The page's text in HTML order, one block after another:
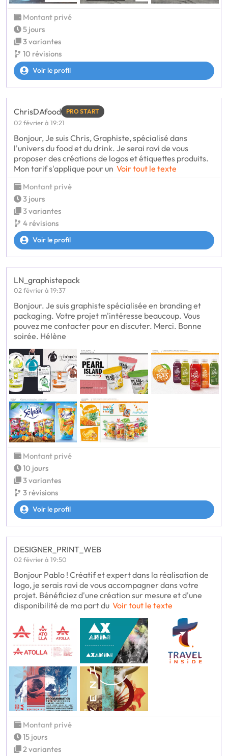
Montant privé
5 jours
3 variantes
10 révisions
Voir le profil
ChrisDAfood PRO START
02 février à 19:21
Bonjour, Je suis Chris, Graphiste, spécialisé dans
l'univers du food et du drink. Je serai ravi de vous
proposer des créations de logos et étiquettes produits.
Mon tarif s'applique pour un Voir tout le texte
Montant privé
3 jours
3 variantes
4 révisions
Voir le profil
LN_graphistepack
02 février à 19:37
Bonjour. Je suis graphiste spécialisée en branding et
packaging. Votre projet m'intéresse beaucoup. Vous
pouvez me contacter pour en discuter. Merci. Bonne
soirée. Hélène
Montant privé
10 jours
3 variantes
3 révisions
Voir le profil
DESIGNER_PRINT_WEB
02 février à 19:50
Bonjour Pablo ! Créatif et expert dans la réalisation de
logo, je serais ravi de vous accompagner dans votre
projet. Bénéficiez d'une création sur mesure et d'une
disponibilité de ma part du Voir tout le texte
Montant privé
15 jours
2 variantes